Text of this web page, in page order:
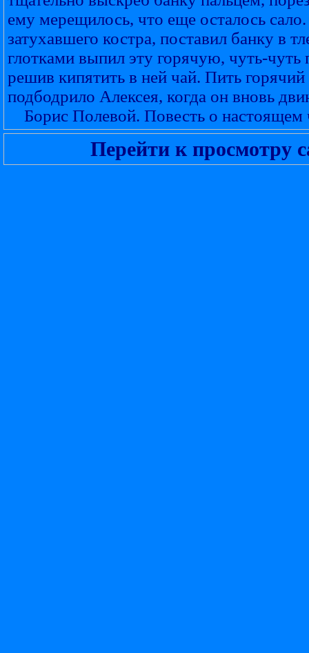
ему мерещилось, что еще осталось
затухавшего костра, поставил банку в
глотками выпил эту горячую, чуть-
решив кипятить в ней чай. Пить
подбодрило Алексея, когда он вновь
Борис Полевой. Повесть о настоящем
Перейти к просмотру